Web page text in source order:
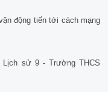
của WTO.
thứ 7 của ASEAN.
thứ 149 của Liên Hợp
và là cội nguồn
mạnh thời đại.
đoàn kết toàn dân.
và chủ nghĩa xã hội.
động tiến tới cách mạng
Lịch sử 9 - Trường THCS